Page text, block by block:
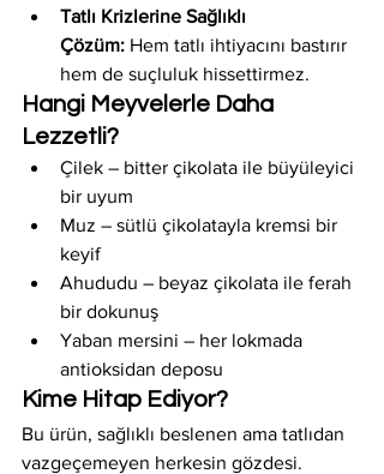
Tatlı Krizlerine Sağlıklı
Çözüm: Hem tatlı ihtiyacını bastırır
hem de suçluluk hissettirmez.
Hangi Meyvelerle Daha
Lezzetli?
Çilek – bitter çikolata ile büyüleyici
bir uyum
Muz – sütlü çikolatayla kremsi bir
keyif
Ahududu – beyaz çikolata ile ferah
bir dokunuş
Yaban mersini – her lokmada
antioksidan deposu
Kime Hitap Ediyor?
Bu ürün, sağlıklı beslenen ama tatlıdan
vazgeçemeyen herkesin gözdesi.